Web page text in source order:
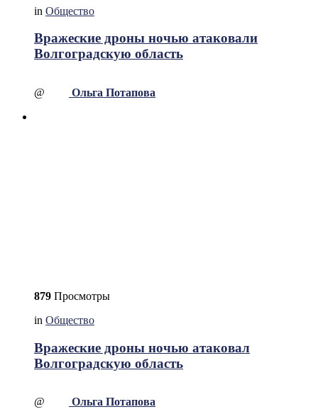
in Общество
Вражеские дроны ночью атаковали
Волгоградскую область
@ Ольга Потапова
879 Просмотры
in Общество
Вражеские дроны ночью атаковал
Волгоградскую область
@ Ольга Потапова